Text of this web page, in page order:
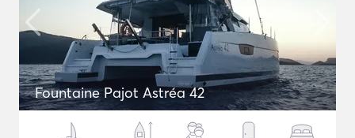
Fountaine Pajot Astréa 42